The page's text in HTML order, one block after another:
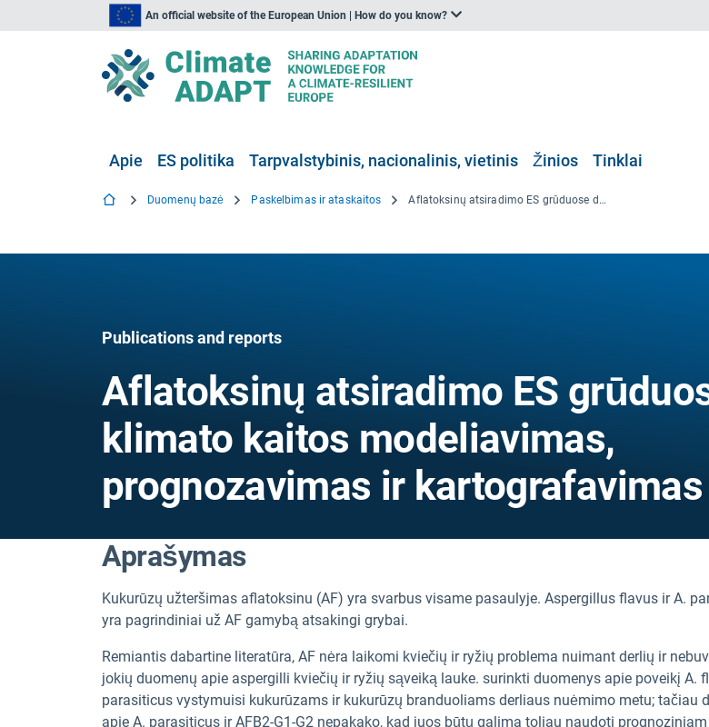
An official website of the European Union | How do you know?
Apie ES politika Tarpvalstybinis, nacionalinis, vietinis Žinios Tinklai
Duomenų bazė Paskelbimas ir ataskaitos Aflatoksinų atsiradimo ES grūduose dėl klimato kaitos modeliavimas, prognozavimas ir kartografavimas
Publications and reports
Aflatoksinų atsiradimo ES
klimato kaitos modeliavimas,
prognozavimas ir kartografavimas
Aprašymas
Kukurūzų užteršimas aflatoksinu (AF) yra svarbus visame pasaulyje. Aspergillus flavus ir A.
yra pagrindiniai už AF gamybą atsakingi grybai.
Remiantis dabartine literatūra, AF nėra laikomi kviečių ir ryžių problema nuimant derlių ir
jokių duomenų apie aspergilli kviečių ir ryžių sąveiką lauke. surinkti duomenys apie poveikį A.
parasiticus vystymuisi kukurūzams ir kukurūzų branduoliams derliaus nuėmimo metu; tačiau
apie A. parasiticus ir AFB2-G1-G2 nepakako, kad juos būtų galima toliau naudoti prognoziniam